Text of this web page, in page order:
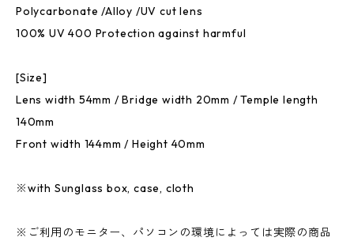
Polycarbonate /Alloy /UV cut lens
100% UV 400 Protection against harmful
[Size]
Lens width 54mm / Bridge width 20mm / Temple length
140mm
Front width 144mm / Height 40mm
※with Sunglass box, case, cloth
※ご利用のモニター、パソコンの環境によっては実際の商品